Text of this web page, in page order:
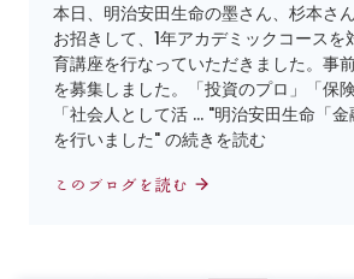
本日、明治安田生命の墨さん、杉本さ
お招きして、1年アカデミックコースを
育講座を行なっていただきました。事
を募集しました。「投資のプロ」「保
「社会人として活 … "明治安田生命「金
を行いました" の続きを読む
このブログを読む